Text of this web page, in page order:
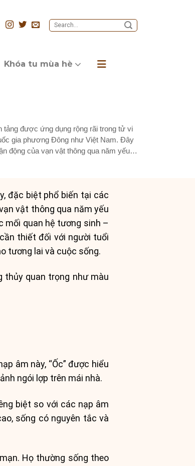
Khóa tu mùa hè
tảng được ứng dụng rộng rãi trong tử vi
gia phương Đông như Việt Nam. Đây
động của vạn vật thông qua năm yếu tố
đặc biệt phổ biến tại các
vật thông qua năm yếu
mối quan hệ tương sinh –
thiết đối với người tuổi
tương lai và cuộc sống.
thủy quan trọng như màu
âm này, “Ốc” được hiểu
ngói lợp trên mái nhà.
biệt so với các nạp âm
sống có nguyên tắc và
Họ thường sống theo